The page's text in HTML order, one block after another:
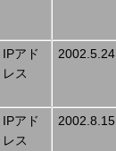
IPアド
レス
2002.5.24
IPアド
レス
2002.8.15